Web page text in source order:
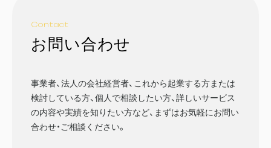
Contact
お問い合わせ
事業者、法人の会社経営者、これから起業する方または
検討している方、個人で相談したい方、詳しいサービス
の内容や実績を知りたい方など、まずはお気軽にお問い
合わせ・ご相談ください。